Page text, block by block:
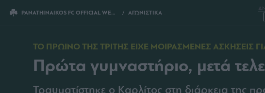
PANATHINAIKOS FC OFFICIAL WEBSITE ΑΓΩΝΙΣΤΙΚΑ
ΤΟ ΠΡΩΙΝΟ ΤΗΣ ΤΡΙΤΗΣ ΕΙΧΕ ΜΟΙΡΑΣΜΕΝΕΣ ΑΣΚΗΣΕΙΣ
Πρώτα γυμναστήριο, μετά
Τραυματίστηκε ο Καρλίτος στη διάρκεια της